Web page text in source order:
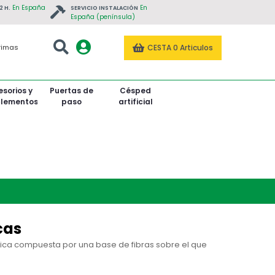
H. En España
SERVICIO INSTALACIÓN En
España (península)
CESTA0 Articulos
y
Puertas de
paso
Césped
artificial
compuesta por una base de fibras sobre el que